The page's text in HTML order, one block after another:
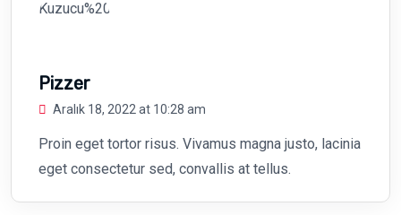
Pizzer
Aralık 18, 2022 at 10:28 am
Proin eget tortor risus. Vivamus magna justo, lacinia
eget consectetur sed, convallis at tellus.